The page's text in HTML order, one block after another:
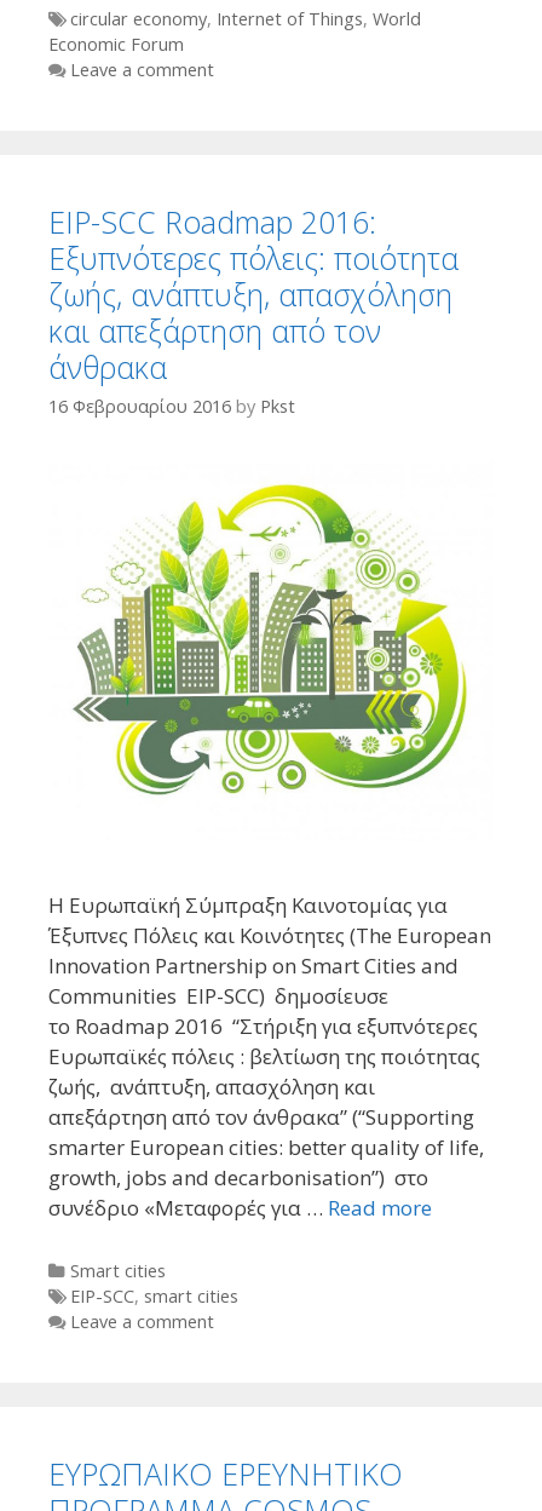
Tags
circular economy, Internet of Things, World
Economic Forum
Leave a comment
EIP-SCC Roadmap 2016:
Εξυπνότερες πόλεις: ποιότητα
ζωής, ανάπτυξη, απασχόληση
και απεξάρτηση από τον
άνθρακα
16 Φεβρουαρίου 2016 by Pkst
Η Ευρωπαϊκή Σύμπραξη Καινοτομίας για
Έξυπνες Πόλεις και Κοινότητες (The European
Innovation Partnership on Smart Cities and
Communities EIP-SCC) δημοσίευσε
το Roadmap 2016 “Στήριξη για εξυπνότερες
Ευρωπαϊκές πόλεις : βελτίωση της ποιότητας
ζωής, ανάπτυξη, απασχόληση και
απεξάρτηση από τον άνθρακα” (“Supporting
smarter European cities: better quality of life,
growth, jobs and decarbonisation”) στο
συνέδριο «Μεταφορές για … Read more
Categories
Smart cities
Tags
EIP-SCC, smart cities
Leave a comment
ΕΥΡΩΠΑΙΚΟ ΕΡΕΥΝΗΤΙΚΟ